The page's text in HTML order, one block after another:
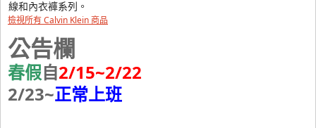
線和內衣褲系列。
檢視所有 Calvin Klein 商品
公告欄
春假自2/15~2/22
2/23~正常上班